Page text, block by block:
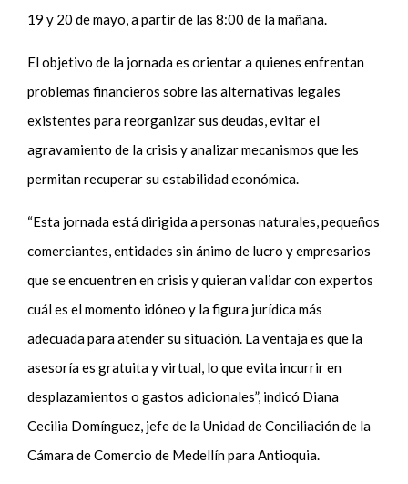
19 y 20 de mayo, a partir de las 8:00 de la mañana.
El objetivo de la jornada es orientar a quienes enfrentan
problemas financieros sobre las alternativas legales
existentes para reorganizar sus deudas, evitar el
agravamiento de la crisis y analizar mecanismos que les
permitan recuperar su estabilidad económica.
“Esta jornada está dirigida a personas naturales, pequeños
comerciantes, entidades sin ánimo de lucro y empresarios
que se encuentren en crisis y quieran validar con expertos
cuál es el momento idóneo y la figura jurídica más
adecuada para atender su situación. La ventaja es que la
asesoría es gratuita y virtual, lo que evita incurrir en
desplazamientos o gastos adicionales”, indicó Diana
Cecilia Domínguez, jefe de la Unidad de Conciliación de la
Cámara de Comercio de Medellín para Antioquia.